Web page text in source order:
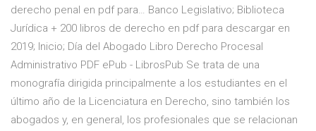
derecho penal en pdf para… Banco Legislativo; Biblioteca
Jurídica + 200 libros de derecho en pdf para descargar en
2019; Inicio; Día del Abogado Libro Derecho Procesal
Administrativo PDF ePub - LibrosPub Se trata de una
monografía dirigida principalmente a los estudiantes en el
último año de la Licenciatura en Derecho, sino también los
abogados y, en general, los profesionales que se relacionan